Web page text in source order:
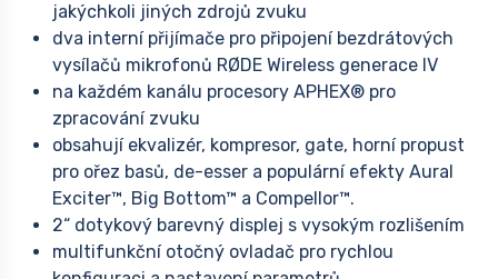
jakýchkoli jiných zdrojů zvuku
dva interní přijímače pro připojení bezdrátových
vysílačů mikrofonů RØDE Wireless generace IV
na každém kanálu procesory APHEX® pro
zpracování zvuku
obsahují ekvalizér, kompresor, gate, horní propust
pro ořez basů, de-esser a populární efekty Aural
Exciter™, Big Bottom™ a Compellor™.
2“ dotykový barevný displej s vysokým rozlišením
multifunkční otočný ovladač pro rychlou